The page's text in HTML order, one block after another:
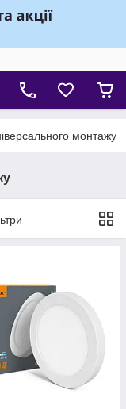
монтажу